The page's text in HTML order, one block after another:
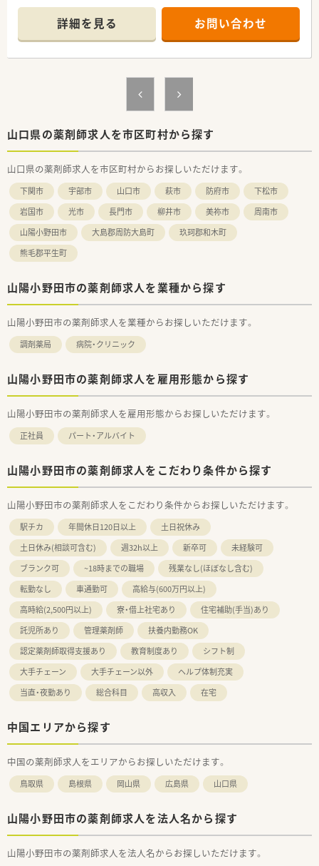
■薬剤師人数は常勤4名、パート1名です。
＜業務内容＞
■皮膚科をメインに広域を処方応需しています。
＜法人特徴＞
スルー可能店舗）している会社です。
■会社として機械にできることは機械に任せており、調剤業務の
機械化を進めています。薬剤師が調剤業務にかかる時間を減ら
すことで、機械にはできない、患者様とのコミュニケ―ションや
在宅業務など地域の医療を支える一員として活躍できるにして
おります。※水剤分注機、錠剤散剤自動分包機、全自動錠剤分包
機、全自動散剤分包機、軟膏自動調剤機
■産前産後休業・育児休業は女性6名（取得率100％）、男性4名育
■「子育てサポート企業」の証として「くるみんマーク」認定を取
得日数1人あたり11日、月1回ノー残業デーを設けております。
■福利厚生の一環としてOTC社員割引制度を設けております。
■日本外来小児科学会や日本薬剤師会学術大会など参加実績も
ーカー等）・医療安全対策研修（会社全体または店舗で実施）健康
フェア（春と秋に開催）なども行っております。
回、全店舗が集まって社内イベントを開催しています。
＜こんな方にもおすすめ＞
■プライベートとメリハリをつけて勤務したい方
詳細を見る お問い合わせ
山口県の薬剤師求人を市区町村から探す
山口県の薬剤師求人を市区町村からお探しいただけます。
下関市 宇部市 山口市 萩市 防府市
下松市
岩国市
光市 長門市 柳井市 美祢市
周南市
山陽小野田市
大島郡周防大島町
玖珂郡和木町
熊毛郡平生町
山陽小野田市の薬剤師求人を業種から探す
山陽小野田市の薬剤師求人を業種からお探しいただけます。
調剤薬局 病院・クリニック
山陽小野田市の薬剤師求人を雇用形態から探す
山陽小野田市の薬剤師求人を雇用形態からお探しいただけます。
正社員 パート・アルバイト
山陽小野田市の薬剤師求人をこだわり条件から探す
山陽小野田市の薬剤師求人をこだわり条件からお探しいただけます。
駅チカ 年間休日120日以上
土日祝休み
土日休み(相談可含む)
週32h以上 新卒可
未経験可
ブランク可
~18時までの職場
残業なし(ほぼなし含む)
転勤なし
車通勤可
高給与(600万円以上)
高時給(2,500円以上)
寮・借上社宅あり
住宅補助(手当)あり
託児所あり
管理薬剤師
扶養内勤務OK
認定薬剤師取得支援あり
教育制度あり
シフト制
大手チェーン
大手チェーン以外
ヘルプ体制充実
当直・夜勤あり
総合科目 高収入 在宅
中国エリアから探す
中国の薬剤師求人をエリアからお探しいただけます。
鳥取県 島根県 岡山県 広島県 山口県
山陽小野田市の薬剤師求人を法人名から探す
山陽小野田市の薬剤師求人を法人名からお探しいただけます。